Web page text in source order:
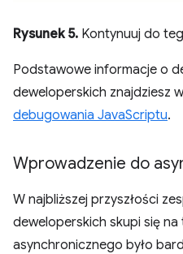
Rysunek 5. Kontynuuj do
Podstawowe informacje o
deweloperskich znajdziesz
debugowania JavaScriptu.
Wprowadzenie do
W najbliższej przyszłości
deweloperskich skupi się
asynchronicznego było